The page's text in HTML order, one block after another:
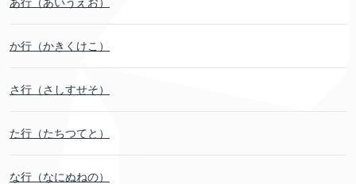
か行（かきくけこ）
さ行（さしすせそ）
た行（たちつてと）
な行（なにぬねの）